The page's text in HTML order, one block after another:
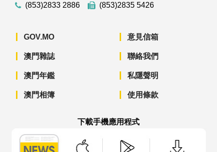
(853)2833 2886
(853)2835 5426
GOV.MO
澳門雜誌
澳門年鑑
澳門相簿
意見信箱
聯絡我們
私隱聲明
使用條款
下載手機應用程式